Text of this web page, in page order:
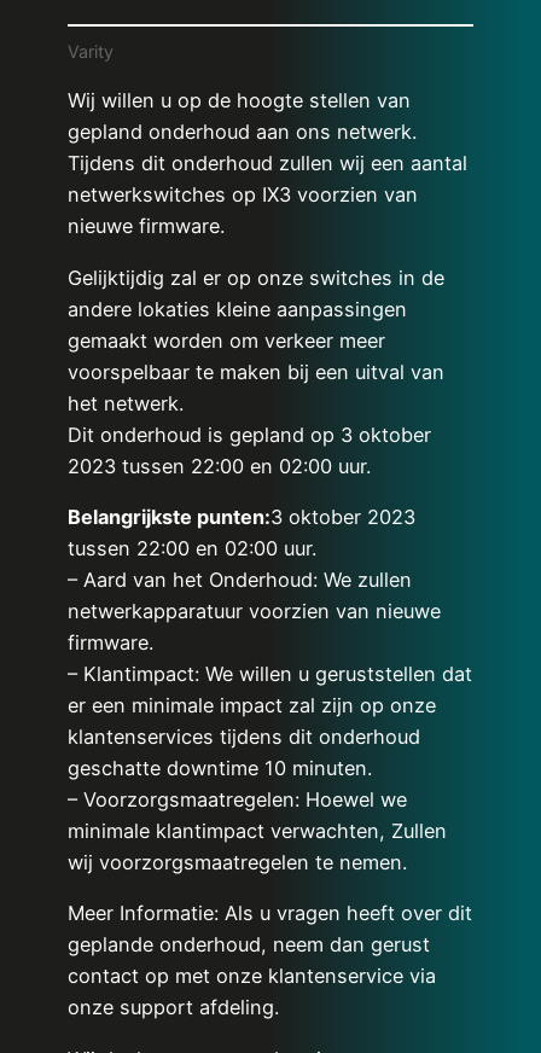
Varity
Wij willen u op de hoogte stellen van
gepland onderhoud aan ons netwerk.
Tijdens dit onderhoud zullen wij een aantal
netwerkswitches op IX3 voorzien van
nieuwe firmware.
Gelijktijdig zal er op onze switches in de
andere lokaties kleine aanpassingen
gemaakt worden om verkeer meer
voorspelbaar te maken bij een uitval van
het netwerk.
Dit onderhoud is gepland op 3 oktober
2023 tussen 22:00 en 02:00 uur.
Belangrijkste punten:3 oktober 2023
tussen 22:00 en 02:00 uur.
– Aard van het Onderhoud: We zullen
netwerkapparatuur voorzien van nieuwe
firmware.
– Klantimpact: We willen u geruststellen dat
er een minimale impact zal zijn op onze
klantenservices tijdens dit onderhoud
geschatte downtime 10 minuten.
– Voorzorgsmaatregelen: Hoewel we
minimale klantimpact verwachten, Zullen
wij voorzorgsmaatregelen te nemen.
Meer Informatie: Als u vragen heeft over dit
geplande onderhoud, neem dan gerust
contact op met onze klantenservice via
onze support afdeling.